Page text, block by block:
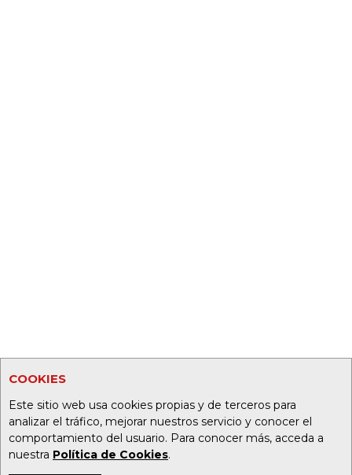
COOKIES
Este sitio web usa cookies propias y de terceros para
analizar el tráfico, mejorar nuestros servicio y conocer el
comportamiento del usuario. Para conocer más, acceda a
nuestra Política de Cookies.